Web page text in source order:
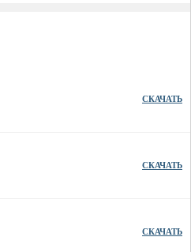
СКАЧАТЬ
СКАЧАТЬ
СКАЧАТЬ